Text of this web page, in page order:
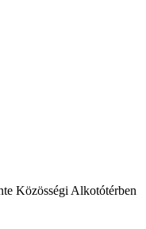
Közösségi Alkotótérben